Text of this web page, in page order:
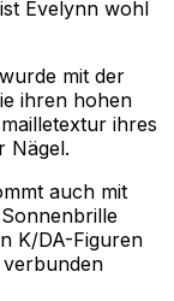
Evelynn wohl
mit der
ihren hohen
ihres
Nägel.
auch mit
K/DA-Figuren